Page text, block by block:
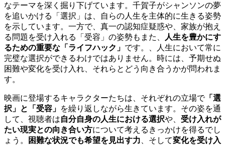
なテーマを深く掘り下げています。千賀子がシャンソンの夢
を追いかける「選択」は、自らの人生を主体的に生きる姿勢
を示しています。一方で、真一の認知症疑惑や、家族が抱え
る問題を受け入れる「受容」の姿勢もまた、
人生を豊かにす
るための重要な「ライフハック」 です。、人生において常に
完璧な選択ができるわけではありません。時には、予期せぬ
困難や変化を受け入れ、それらとどう向き合うかが問われま
す。
映画に登場するキャラクターたちは、それぞれの立場で「選
択」と「受容」 を繰り返しながら生きています。その姿を通
して、視聴者は自分自身の人生における選択や、 受け入れが
たい現実との向き合い方について考えるきっかけを得るでし
ょう。
困難な状況でも希望を見出す力 、そして変化を受け入